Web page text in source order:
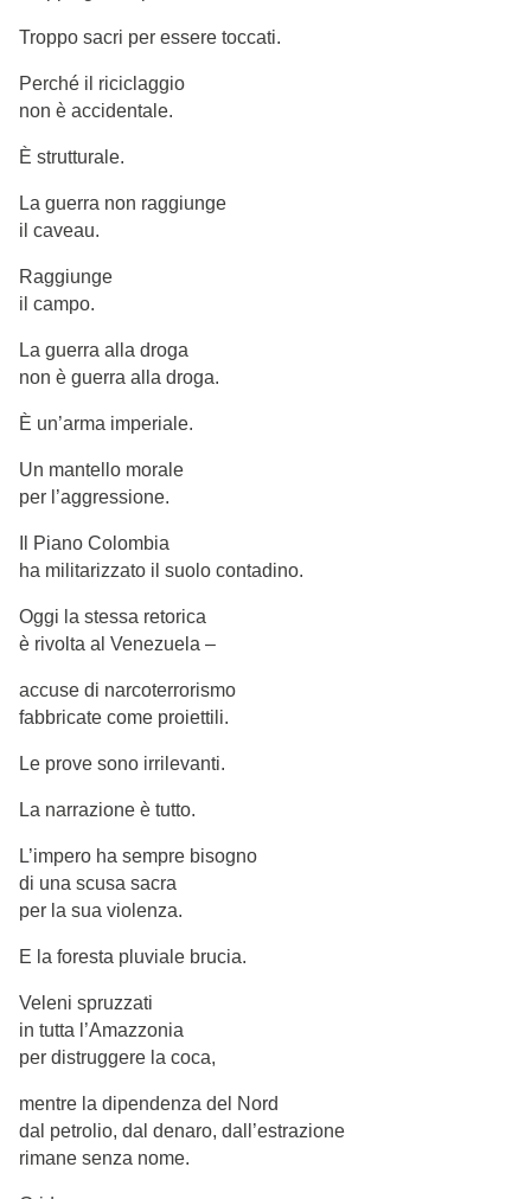
Troppo sacri per essere toccati.
Perché il riciclaggio
non è accidentale.
È strutturale.
La guerra non raggiunge
il caveau.
Raggiunge
il campo.
La guerra alla droga
non è guerra alla droga.
È un’arma imperiale.
Un mantello morale
per l’aggressione.
Il Piano Colombia
ha militarizzato il suolo contadino.
Oggi la stessa retorica
è rivolta al Venezuela –
accuse di narcoterrorismo
fabbricate come proiettili.
Le prove sono irrilevanti.
La narrazione è tutto.
L’impero ha sempre bisogno
di una scusa sacra
per la sua violenza.
E la foresta pluviale brucia.
Veleni spruzzati
in tutta l’Amazzonia
per distruggere la coca,
mentre la dipendenza del Nord
dal petrolio, dal denaro, dall’estrazione
rimane senza nome.